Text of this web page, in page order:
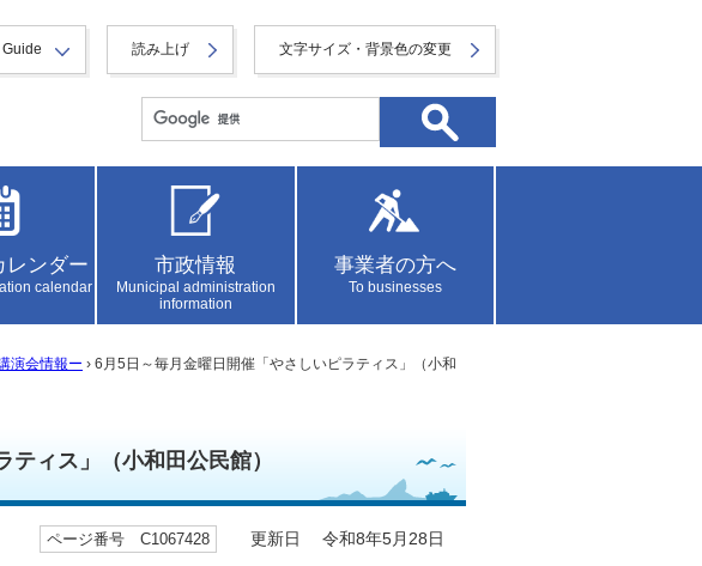
読み上げ 文字サイズ・背景色の変更
レンダー
calendar
市政情報
Municipal administration
information
事業者の方へ
To businesses
演会情報ー › 6月5日～毎月金曜日開催「やさしいピラティス」（小和
ィス」（小和田公民館）
ページ番号 C1067428 更新日 令和8年5月28日